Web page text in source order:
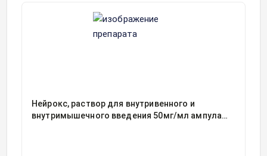
Нейрокс, раствор для внутривенного и
внутримышечного введения 50мг/мл ампула